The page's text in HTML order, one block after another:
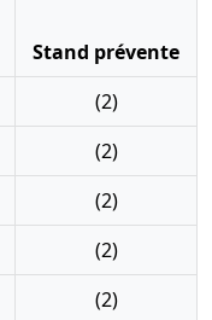
Stand prévente
(2)
(2)
(2)
(2)
(2)